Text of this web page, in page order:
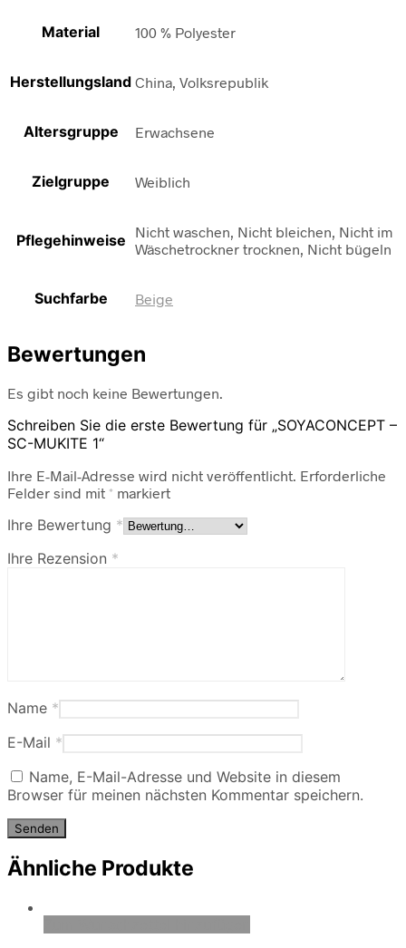
Material 100 % Polyester
Herstellungsland China, Volksrepublik
Altersgruppe Erwachsene
Zielgruppe Weiblich
Pflegehinweise
Nicht waschen, Nicht bleichen, Nicht im
Wäschetrockner trocknen, Nicht bügeln
Suchfarbe Beige
Bewertungen
Es gibt noch keine Bewertungen.
Schreiben Sie die erste Bewertung für „SOYACONCEPT –
SC-MUKITE 1“
Ihre E-Mail-Adresse wird nicht veröffentlicht. Erforderliche
Felder sind mit * markiert
Ihre Bewertung *
Ihre Rezension *
Name *
E-Mail *
Name, E-Mail-Adresse und Website in diesem
Browser für meinen nächsten Kommentar speichern.
Ähnliche Produkte